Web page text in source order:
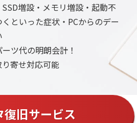
増設・メモリ増設・起動不
といった症状・PCからのデー
ツ代の明朗会計！
寄せ対応可能
復旧サービス